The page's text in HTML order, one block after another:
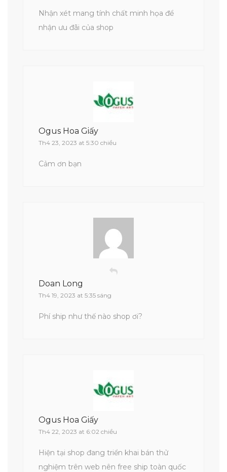
Nhận xét mang tính chất minh họa để
nhận ưu đãi của shop
Ogus Hoa Giấy
Th4 23, 2023 at 5:30 chiều
Cảm ơn bạn
Doan Long
Th4 19, 2023 at 5:35 sáng
Phí ship như thế nào shop ơi?
Ogus Hoa Giấy
Th4 22, 2023 at 6:02 chiều
Hiện tại shop đang triển khai bán thử
nghiệm trên web nên free ship toàn quốc